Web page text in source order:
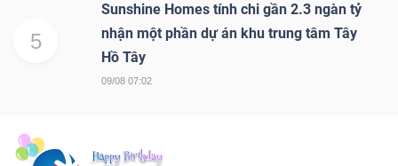
5
Sunshine Homes tính chi gần 2.3 ngàn tỷ
nhận một phần dự án khu trung tâm Tây
Hồ Tây
09/08 07:02